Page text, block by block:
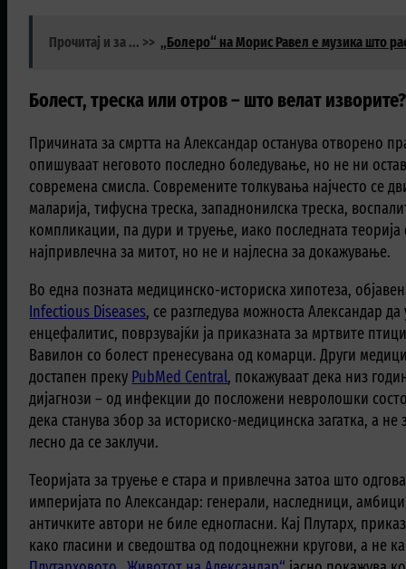
Прочитај и за ... >> „Болеро“ на Морис Равел е музика што
Болест, треска или отров – што велат изворите?
Причината за смртта на Александар останува отворено
опишуваат неговото последно боледување, но не ни
современа смисла. Современите толкувања најчесто се
маларија, тифусна треска, западнонилска треска,
компликации, па дури и труење, иако последната теорија
најпривлечна за митот, но не и најлесна за докажување.
Во една позната медицинско-историска хипотеза,
Infectious Diseases, се разгледува можноста Александар
енцефалитис, поврзувајќи ја приказната за мртвите
Вавилон со болест пренесувана од комарци. Други
достапен преку PubMed Central, покажуваат дека низ
дијагнози – од инфекции до посложени невролошки
дека станува збор за историско-медицинска загатка, а
лесно да се заклучи.
Теоријата за труење е стара и привлечна затоа што
империјата по Александар: генерали, наследници,
античките автори не биле едногласни. Кај Плутарх,
како гласини и сведоштва од подоцнежни кругови, а не